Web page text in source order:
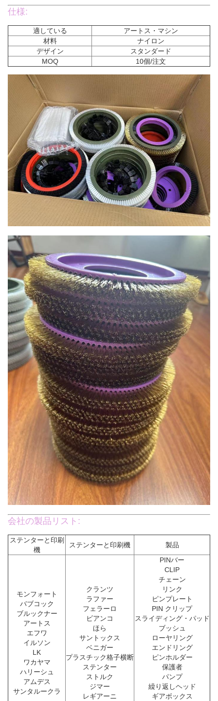
仕様:
適している
アートス・マシン
材料
ナイロン
デザイン
スタンダード
MOQ
10個/注文
会社の製品リスト:
ステンターと印刷
機
ステンターと印刷機 製品
モンフォート
バブコック
ブルックナー
アートス
エフワ
イルソン
LK
ワカヤマ
ハリーシュ
アムデス
サンタルークラ
クランツ
ラファー
フェラーロ
ビアンコ
ほら
サントックス
ベニガー
プラスチック格子横断
ステンター
ストルク
ジマー
レギアーニ
PINバー
CLIP
チェーン
リンク
ピンプレート
PIN クリップ
スライディング・パッド
ブッシュ
ローヤリング
エンドリング
ピンホルダー
保護者
パンプ
繰り返しヘッド
ギアボックス